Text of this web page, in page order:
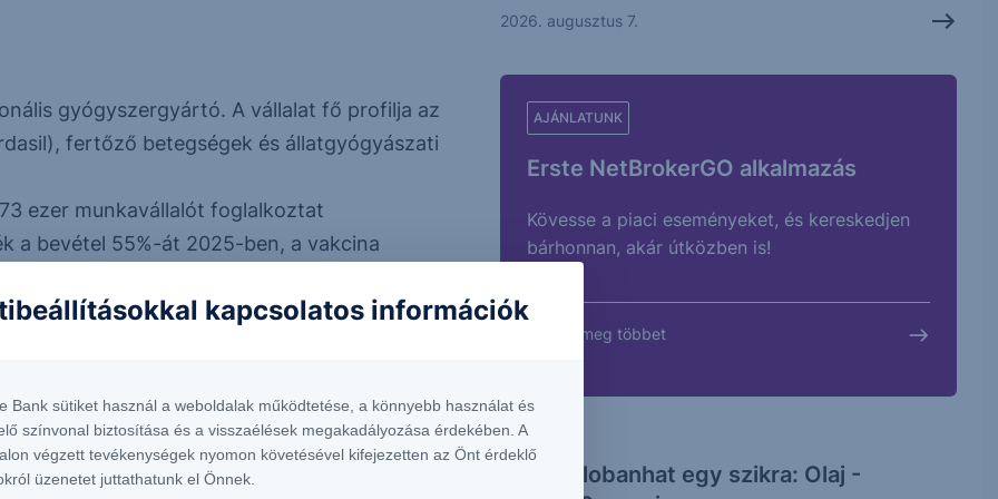
gyógyszergyártó. A vállalat fő profilja az
fertőző betegségek és állatgyógyászati
ezer munkavállalót foglalkoztat
a bevétel 55%-át 2025-ben, a vakcina
eladásából 10% származott. A maradék
diabétesz) szerek voltak felelősek.
Államokból, 44% pedig a nemzetközi
ajánlja vételre, 8 tartásra és 1 eladásra. A
2026. augusztus 7.
AJÁNLATUNK
Erste NetBrokerGO alkalmazás
Kövesse a piaci eseményeket, és kereskedjen
bárhonnan, akár útközben is!
Tudjon meg többet
Újra bellobanhat egy szikra: Olaj -
kapcsolatos információk
Bank sütiket használ a weboldalak működtetése, a könnyebb használat és
színvonal biztosítása és a visszaélések megakadályozása érdekében. A
végzett tevékenységek nyomon követésével kifejezetten az Önt érdeklő
üzenetet juttathatunk el Önnek.